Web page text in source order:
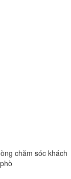
chăm sóc khách